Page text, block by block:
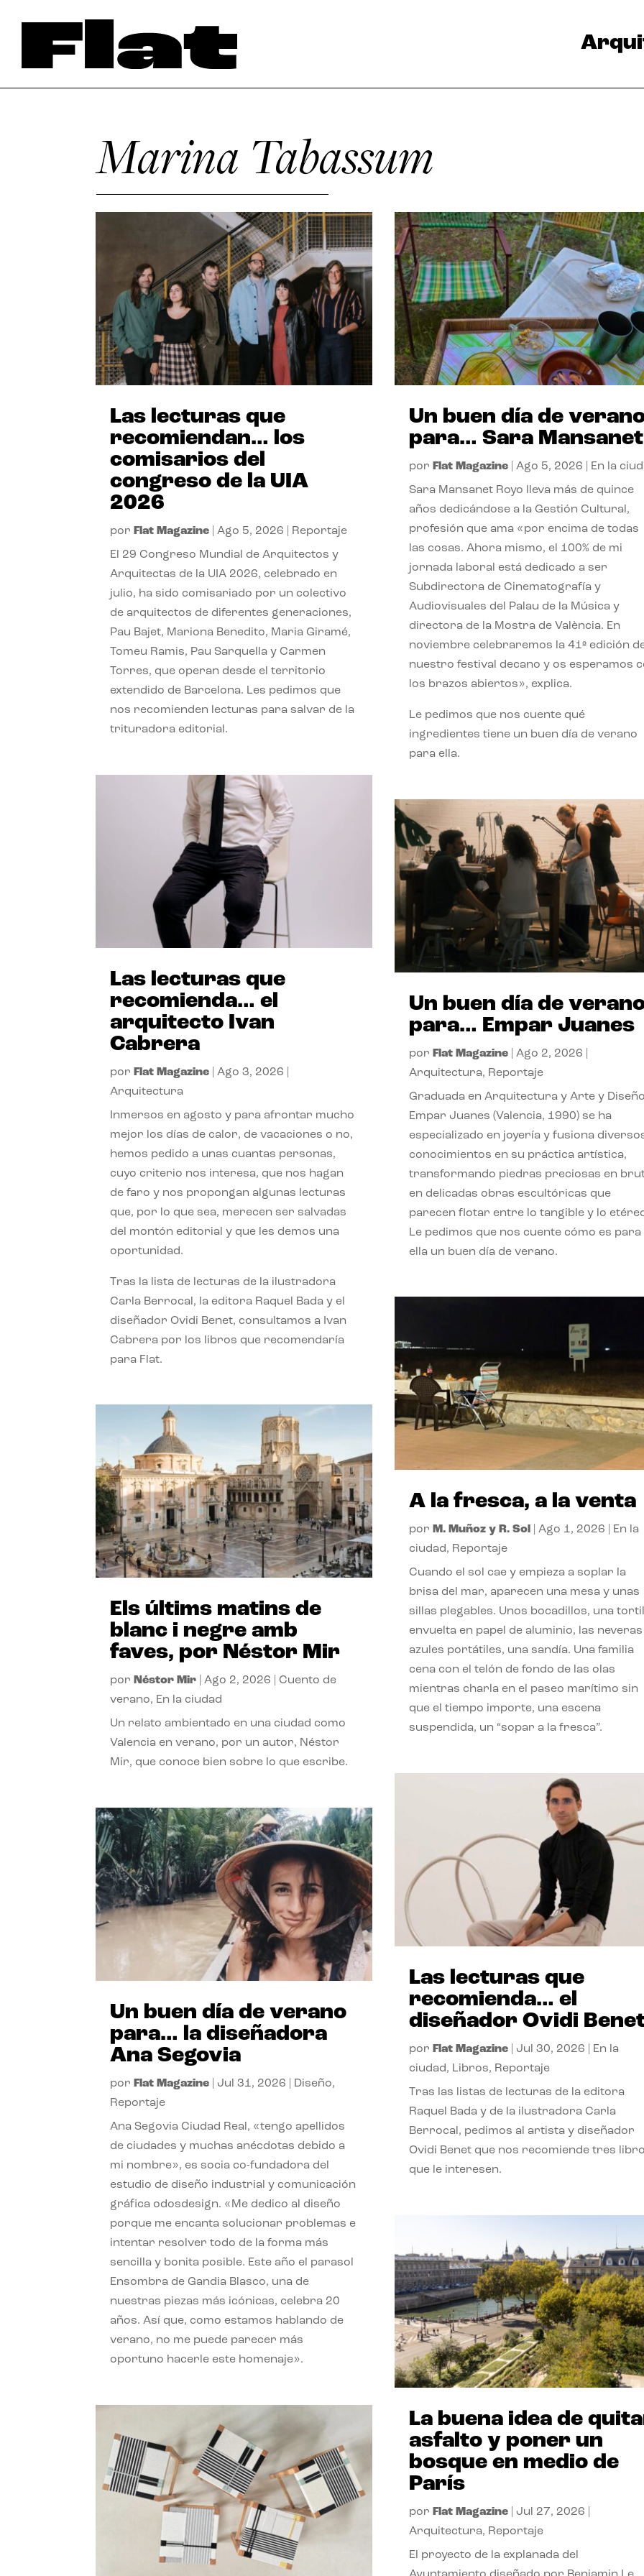
Marina Tabassum
Las lecturas que
recomiendan… los
comisarios del
congreso de la UIA
2026
por Flat Magazine |Ago 5, 2026 Reportaje
El 29 Congreso Mundial de Arquitectos y
Arquitectas de la UIA 2026, celebrado en
julio, ha sido comisariado por un colectivo
de arquitectos de diferentes generaciones,
Pau Bajet, Mariona Benedito, Maria Giramé,
Tomeu Ramis, Pau Sarquella y Carmen
Torres, que operan desde el territorio
extendido de Barcelona. Les pedimos que
nos recomienden lecturas para salvar de la
trituradora editorial.
Las lecturas que
recomienda… el
arquitecto Ivan
Cabrera
por Flat Magazine |Ago 3, 2026
Arquitectura
Inmersos en agosto y para afrontar mucho
mejor los días de calor, de vacaciones o no,
hemos pedido a unas cuantas personas,
cuyo criterio nos interesa, que nos hagan
de faro y nos propongan algunas lecturas
que, por lo que sea, merecen ser salvadas
del montón editorial y que les demos una
oportunidad.
Tras la lista de lecturas de la ilustradora
Carla Berrocal, la editora Raquel Bada y el
diseñador Ovidi Benet, consultamos a Ivan
Cabrera por los libros que recomendaría
para Flat.
Els últims matins de
blanc i negre amb
faves, por Néstor Mir
por Néstor Mir |Ago 2, 2026 |Cuento de
verano, En la ciudad
Un relato ambientado en una ciudad como
Valencia en verano, por un autor, Néstor
Mir, que conoce bien sobre lo que escribe.
Un buen día de verano
para… la diseñadora
Ana Segovia
por Flat Magazine Jul 31, 2026 Diseño,
Reportaje
Ana Segovia Ciudad Real, «tengo apellidos
de ciudades y muchas anécdotas debido a
mi nombre», es socia co-fundadora del
estudio de diseño industrial y comunicación
gráfica odosdesign. «Me dedico al diseño
porque me encanta solucionar problemas e
intentar resolver todo de la forma más
sencilla y bonita posible. Este año el parasol
Ensombra de Gandia Blasco, una de
nuestras piezas más icónicas, celebra 20
años. Así que, como estamos hablando de
verano, no me puede parecer más
oportuno hacerle este homenaje».
Un buen día de
para… Sara Mansanet
por Flat Magazine| Ago 5, 2026 En la
Sara Mansanet Royo lleva más de quince
años dedicándose a la Gestión Cultural,
profesión que ama «por encima de todas
las cosas. Ahora mismo, el 100% de mi
jornada laboral está dedicado a ser
Subdirectora de Cinematografía y
Audiovisuales del Palau de la Música y
directora de la Mostra de València. En
noviembre celebraremos la 41ª edición
nuestro festival decano y os esperamos
los brazos abiertos», explica.
Le pedimos que nos cuente qué
ingredientes tiene un buen día de verano
para ella.
Un buen día de
para… Empar Juanes
por Flat Magazine| Ago 2, 2026
Arquitectura, Reportaje
Graduada en Arquitectura y Arte y
Empar Juanes (Valencia, 1990) se ha
especializado en joyería y fusiona
conocimientos en su práctica artística,
transformando piedras preciosas en
en delicadas obras escultóricas que
parecen flotar entre lo tangible y lo
Le pedimos que nos cuente cómo es para
ella un buen día de verano.
A la fresca, a la venta
por M. Muñoz y R. Sol Ago 1, 2026
En la
ciudad, Reportaje
Cuando el sol cae y empieza a soplar la
brisa del mar, aparecen una mesa y unas
sillas plegables. Unos bocadillos, una
envuelta en papel de aluminio, las neveras
azules portátiles, una sandía. Una familia
cena con el telón de fondo de las olas
mientras charla en el paseo marítimo sin
que el tiempo importe, una escena
suspendida, un “sopar a la fresca”.
Las lecturas que
recomienda… el
diseñador Ovidi
por Flat Magazine| Jul 30, 2026
En la
ciudad, Libros, Reportaje
Tras las listas de lecturas de la editora
Raquel Bada y de la ilustradora Carla
Berrocal, pedimos al artista y diseñador
Ovidi Benet que nos recomiende tres
que le interesen.
La buena idea de
asfalto y poner un
bosque en medio de
París
por Flat Magazine| Jul 27, 2026
Arquitectura, Reportaje
El proyecto de la explanada del